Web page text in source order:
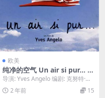
欧美
纯净的空气 Un air si pur… (1
997)
导演: Yves Angelo 编剧: 克努特·汉
姆生 / Sandra Top...
2 年前 15